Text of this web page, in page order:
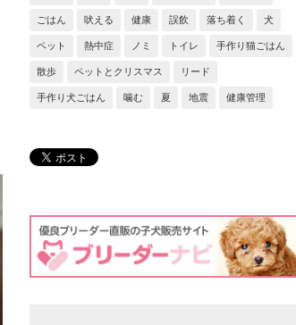
ごはん 吠える 健康 誤飲 落ち着く 犬
ペット 熱中症 ノミ トイレ 手作り猫ごはん
散歩 ペットとクリスマス リード
手作り犬ごはん 噛む 夏 地震 健康管理